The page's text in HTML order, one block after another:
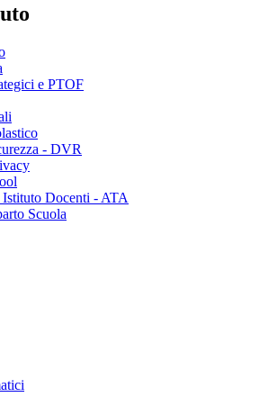
e PTOF
- DVR
Docenti - ATA
Scuola